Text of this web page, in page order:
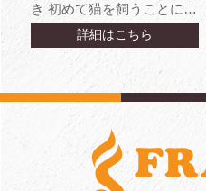
き 初めて猫を飼うことに不
安だったけれど 茶々の成
長と共に家族の皆が茶々...
詳細はこちら